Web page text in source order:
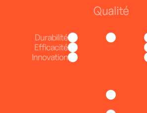
Qualité
Durabilité
Efficacité
Innovation